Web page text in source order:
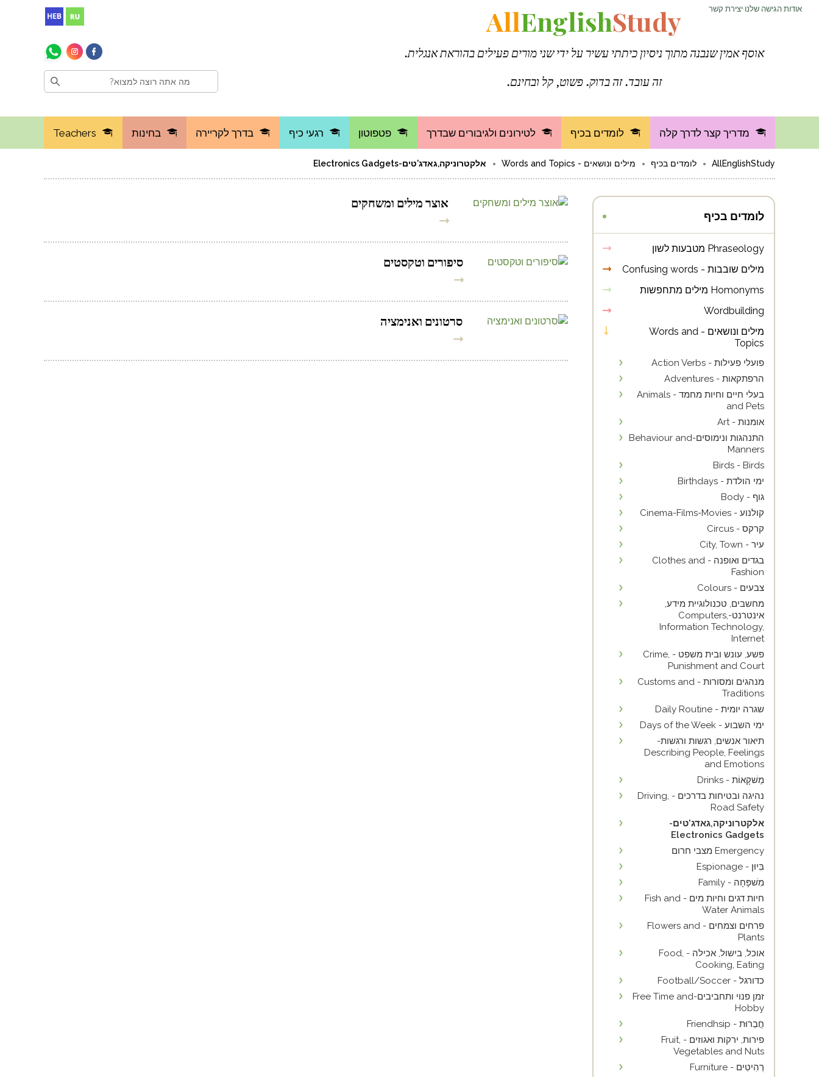
אודות·הגישה שלנו·יצירת קשר AllEnglishStudy
אוסף אמין שנבנה מתוך ניסיון כיתתי עשיר על ידי שני מורים פעילים בהוראת אנגלית.
זה עובד. זה בדוק. פשוט, קל ובחינם.
מדריך קצר לדרך קלה לומדים בכיף לטירונים ולגיבורים שבדרך פטפוטון רגעי כיף בדרך לקריירה בחינות Teachers
AllEnglishStudy לומדים בכיף מילים ונושאים - Words and Topics אלקטרוניקה,גאדג'טים-Electronics Gadgets
אוצר מילים ומשחקים
סיפורים וטקסטים
סרטונים ואנימציה
לומדים בכיף
Phraseology מטבעות לשון
מילים שובבות - Confusing words
Homonyms מילים מתחפשות
Wordbuilding
מילים ונושאים - Words and
Topics
פועלי פעילות - Action Verbs
הרפתקאות - Adventures
בעלי חיים וחיות מחמד - Animals
and Pets
אומנות - Art
התנהגות ונימוסים-Behaviour and
Manners
Birds - Birds
ימי הולדת - Birthdays
גוף - Body
קולנוע - Cinema-Films-Movies
קרקס - Circus
עיר - City, Town
בגדים ואופנה - Clothes and
Fashion
צבעים - Colours
מחשבים, טכנולוגיית מידע,
אינטרנט-Computers,
Information Technology,
Internet
פשע, עונש ובית משפט - Crime,
Punishment and Court
מנהגים ומסורות - Customs and
Traditions
שגרה יומית - Daily Routine
ימי השבוע - Days of the Week
תיאור אנשים, רגשות ורגשות-
Describing People, Feelings
and Emotions
מַשׁקָאוֹת - Drinks
נהיגה ובטיחות בדרכים - Driving,
Road Safety
אלקטרוניקה,גאדג'טים-
Electronics Gadgets
Emergency מצבי חרום
בִּיוּן - Espionage
מִשׁפָּחָה - Family
חיות דגים וחיות מים - Fish and
Water Animals
פרחים וצמחים - Flowers and
Plants
אוכל, בישול, אכילה - Food,
Cooking, Eating
כדורגל - Football/Soccer
זמן פנוי ותחביבים-Free Time and
Hobby
חֲבֵרוּת - Friendhsip
פירות, ירקות ואגוזים - Fruit,
Vegetables and Nuts
רְהִיטִים - Furniture